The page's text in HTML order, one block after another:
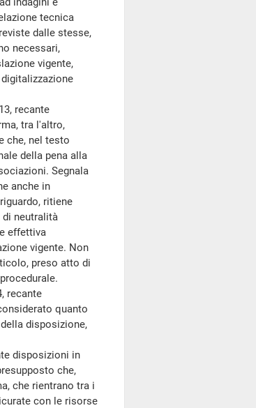
tecnica
dalle stesse,
necessari,
vigente,
recante
tra l'altro,
che, nel testo
della pena alla
Segnala
anche in
ritiene
neutralità
effettiva
vigente. Non
preso atto di
recante
quanto
disposizione,
disposizioni in
che,
che rientrano tra i
con le risorse